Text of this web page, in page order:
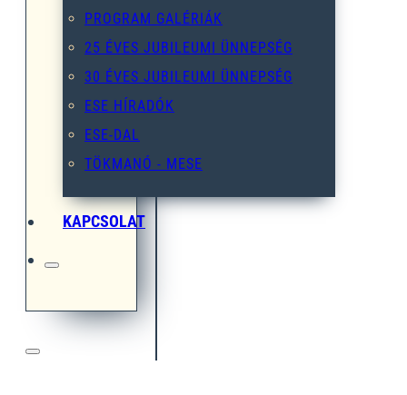
PROGRAM GALÉRIÁK
25 ÉVES JUBILEUMI ÜNNEPSÉG
30 ÉVES JUBILEUMI ÜNNEPSÉG
ESE HÍRADÓK
ESE-DAL
TÖKMANÓ - MESE
KAPCSOLAT